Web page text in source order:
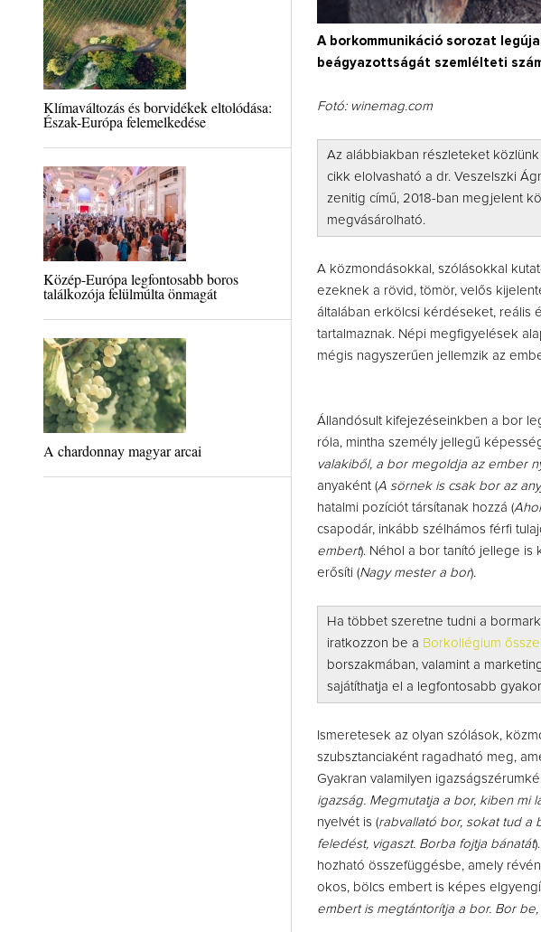
Klímaváltozás és borvidékek eltolódása:
Észak-Európa felemelkedése
Közép-Európa legfontosabb boros
találkozója felülmúlta önmagát
A chardonnay magyar arcai
A borkommunikáció sorozat
beágyazottságát szemlélteti
Fotó: winemag.com
Az alábbiakban részleteket közlünk
cikk elolvasható a dr. Veszelszki
zenitig című, 2018-ban megjelent
megvásárolható.
A közmondásokkal, szólásokkal
ezeknek a rövid, tömör, velős
általában erkölcsi kérdéseket, reális
tartalmaznak. Népi megfigyelések
mégis nagyszerűen jellemzik az
Állandósult kifejezéseinkben a bor
róla, mintha személy jellegű
valakiből, a bor megoldja az ember
anyaként (A sörnek is csak bor az
hatalmi pozíciót társítanak hozzá (
csapodár, inkább szélhámos férfi
embert). Néhol a bor tanító jellege
erősíti (Nagy mester a bor).
Ha többet szeretne tudni a
iratkozzon be a Borkollégium
borszakmában, valamint a
sajátíthatja el a legfontosabb
Ismeretesek az olyan szólások,
szubsztanciaként ragadható meg,
Gyakran valamilyen
igazság. Megmutatja a bor, kiben mi
nyelvét is (rabvallató bor, sokat tud a
feledést, vigaszt. Borba fojtja bánatát
hozható összefüggésbe, amely
okos, bölcs embert is képes
embert is megtántorítja a bor. Bor be,